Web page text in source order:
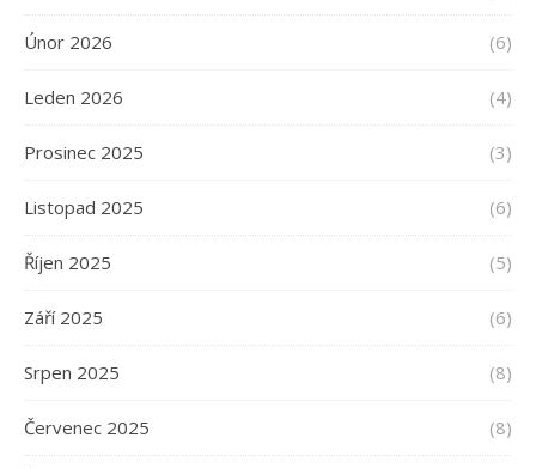
Únor 2026 (6)
Leden 2026 (4)
Prosinec 2025 (3)
Listopad 2025 (6)
Říjen 2025 (5)
Září 2025 (6)
Srpen 2025 (8)
Červenec 2025 (8)